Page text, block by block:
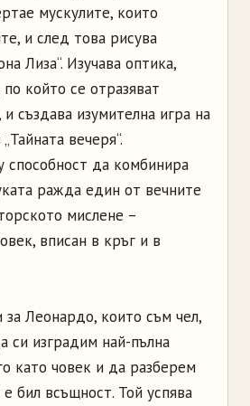
мускулите, които
и след това рисува
Лиза“. Изучава оптика,
по който се отразяват
и създава изумителна игра на
вечеря“.
способност да комбинира
ражда един от вечните
мислене –
вписан в кръг и в
за Леонардо, които съм чел,
си изградим най-пълна
като човек и да разберем
бил всъщност. Той успява